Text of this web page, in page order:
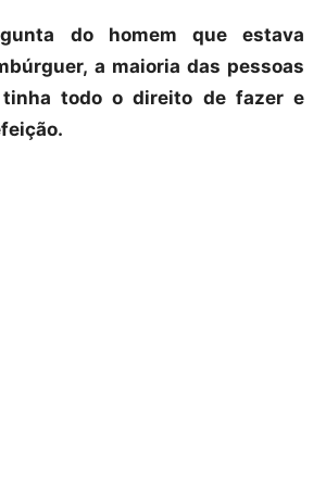
do homem que estava
a maioria das pessoas
todo o direito de fazer e